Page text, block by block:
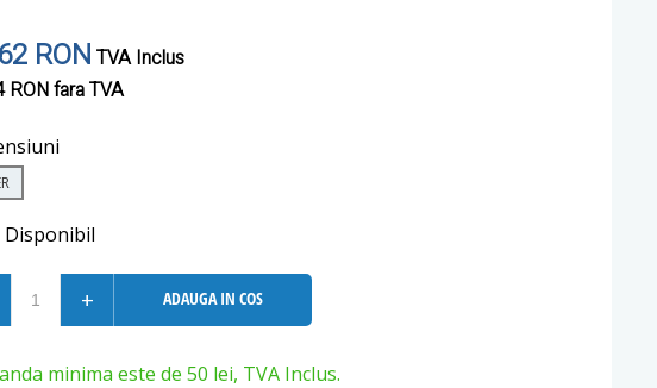
RON TVA Inclus
RONfara TVA
Disponibil
+ ADAUGA IN COS
minima este de 50 lei, TVA Inclus.